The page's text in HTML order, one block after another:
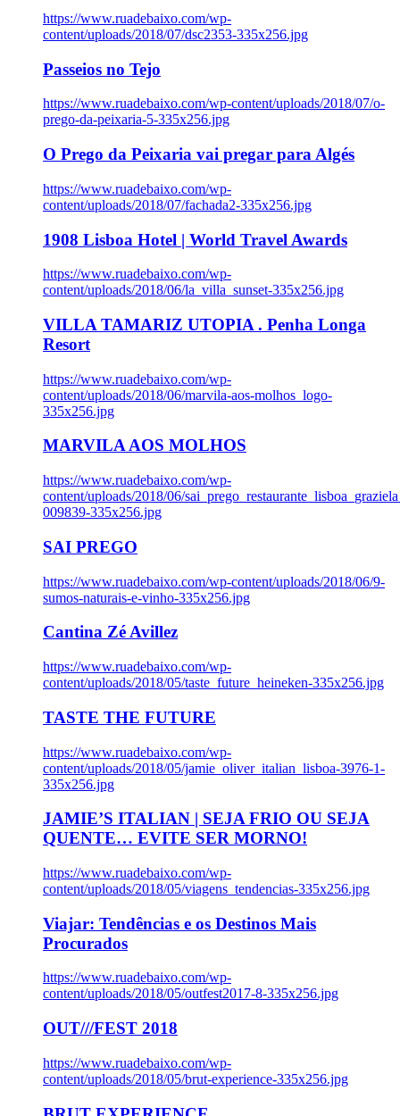
https://www.ruadebaixo.com/wp-
content/uploads/2018/07/dsc2353-335x256.jpg
Passeios no Tejo
https://www.ruadebaixo.com/wp-content/uploads/2018/07/o-
prego-da-peixaria-5-335x256.jpg
O Prego da Peixaria vai pregar para Algés
https://www.ruadebaixo.com/wp-
content/uploads/2018/07/fachada2-335x256.jpg
1908 Lisboa Hotel | World Travel Awards
https://www.ruadebaixo.com/wp-
content/uploads/2018/06/la_villa_sunset-335x256.jpg
VILLA TAMARIZ UTOPIA . Penha Longa
Resort
https://www.ruadebaixo.com/wp-
content/uploads/2018/06/marvila-aos-molhos_logo-
335x256.jpg
MARVILA AOS MOLHOS
https://www.ruadebaixo.com/wp-
content/uploads/2018/06/
009839-335x256.jpg
SAI PREGO
https://www.ruadebaixo.com/wp-content/uploads/2018/06/9-
sumos-naturais-e-vinho-335x256.jpg
Cantina Zé Avillez
https://www.ruadebaixo.com/wp-
content/uploads/2018/05/taste_future_heineken-335x256.jpg
TASTE THE FUTURE
https://www.ruadebaixo.com/wp-
content/uploads/2018/05/jamie_oliver_italian_lisboa-3976-1-
335x256.jpg
JAMIE’S ITALIAN | SEJA FRIO OU SEJA
QUENTE… EVITE SER MORNO!
https://www.ruadebaixo.com/wp-
content/uploads/2018/05/viagens_tendencias-335x256.jpg
Viajar: Tendências e os Destinos Mais
Procurados
https://www.ruadebaixo.com/wp-
content/uploads/2018/05/outfest2017-8-335x256.jpg
OUT///FEST 2018
https://www.ruadebaixo.com/wp-
content/uploads/2018/05/brut-experience-335x256.jpg